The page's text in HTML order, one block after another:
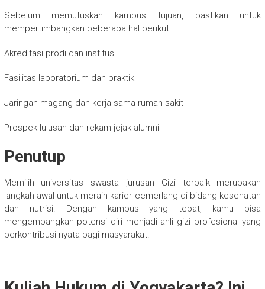
Sebelum memutuskan kampus tujuan, pastikan untuk
mempertimbangkan beberapa hal berikut:
Akreditasi prodi dan institusi
Fasilitas laboratorium dan praktik
Jaringan magang dan kerja sama rumah sakit
Prospek lulusan dan rekam jejak alumni
Penutup
Memilih universitas swasta jurusan Gizi terbaik merupakan
langkah awal untuk meraih karier cemerlang di bidang kesehatan
dan nutrisi. Dengan kampus yang tepat, kamu bisa
mengembangkan potensi diri menjadi ahli gizi profesional yang
berkontribusi nyata bagi masyarakat.